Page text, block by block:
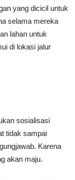
yang dicicil untuk
selama mereka
lahan untuk
di lokasi jalur
sosialisasi
tidak sampai
Karena
akan maju.